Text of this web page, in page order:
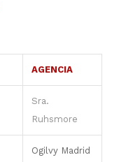
AGENCIA
Sra.
Ruhsmore
Ogilvy Madrid